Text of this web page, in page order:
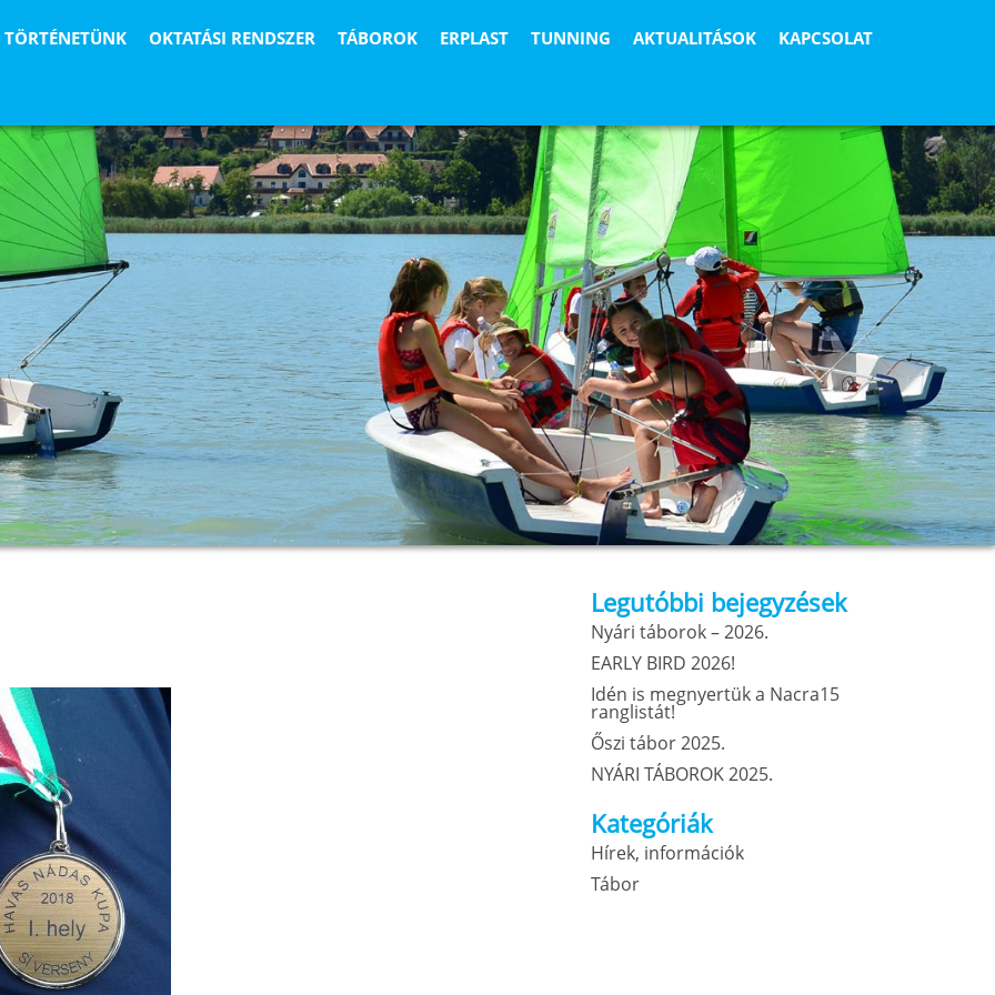
TÖRTÉNETÜNK OKTATÁSI RENDSZER TÁBOROK ERPLAST TUNNING AKTUALITÁSOK KAPCSOLAT
Legutóbbi bejegyzések
Nyári táborok – 2026.
EARLY BIRD 2026!
Idén is megnyertük a Nacra15
ranglistát!
Őszi tábor 2025.
NYÁRI TÁBOROK 2025.
Kategóriák
Hírek, információk
Tábor